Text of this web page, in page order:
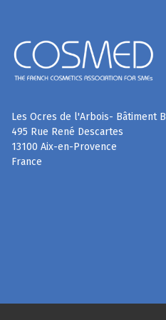
Les Ocres de l'Arbois- Bâtiment B
495 Rue René Descartes
13100 Aix-en-Provence
France